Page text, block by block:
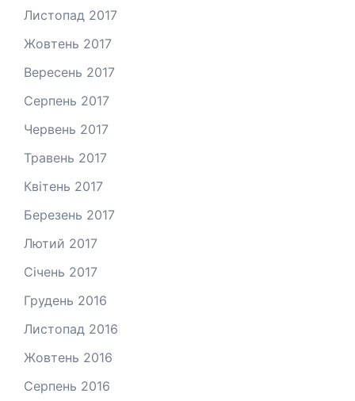
Листопад 2017
Жовтень 2017
Вересень 2017
Серпень 2017
Червень 2017
Травень 2017
Квітень 2017
Березень 2017
Лютий 2017
Січень 2017
Грудень 2016
Листопад 2016
Жовтень 2016
Серпень 2016